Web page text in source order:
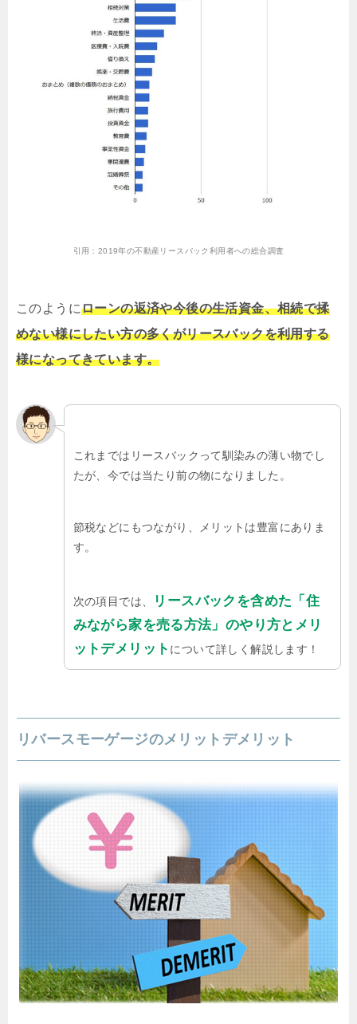
引用： 2019年の不動産リースバック利用者への総合調査
このようにローンの返済や今後の生活資金、相続で揉
めない様にしたい方の多くがリースバックを利用する
様になってきています。
これまではリースバックって馴染みの薄い物でし
たが、今では当たり前の物になりました。
節税などにもつながり、メリットは豊富にありま
す。
次の項目では、
リースバックを含めた「住
みながら家を売る方法」のやり方とメリ
ットデメリット について詳しく解説します！
リバースモーゲージのメリットデメリット